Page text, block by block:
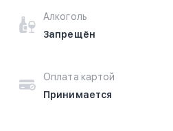
Алкоголь
Запрещён
Оплата картой
Принимается